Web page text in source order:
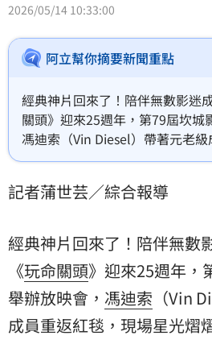
2026/05/14 10:33:00
阿立幫你摘要新聞重點
經典神片回來了！陪伴無數影迷
關頭》迎來25週年，第79屆坎城
馮迪索（Vin Diesel）帶著元老
光熠熠、回憶殺滿點，讓粉絲尖
記者蒲世芸／綜合報導
經典神片回來了！陪伴無數
《玩命關頭》迎來25週年，
舉辦放映會， 馮迪索 （Vin
成員重返紅毯，現場星光熠